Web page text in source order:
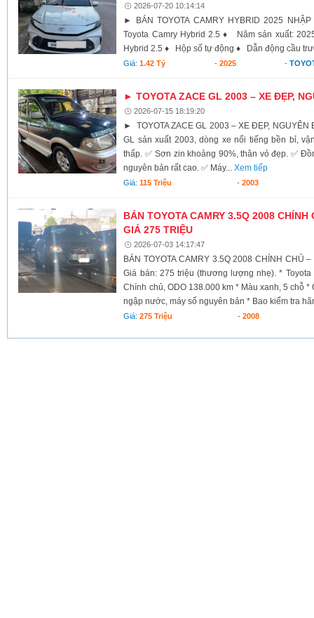
2026-07-20 10:14:14
► BÁN TOYOTA CAMRY HYBRID 2025
Toyota Camry Hybrid 2.5 ♦ Năm sản xuất:
Hybrid 2.5 ♦ Hộp số tự động ♦ Dẫn động cầu
Giá:1.42 Tỷ - 2025 -
► TOYOTA ZACE GL 2003 – XE ĐẸP,
2026-07-15 18:19:20
► TOYOTA ZACE GL 2003 – XE ĐẸP, NGUYÊN
GL sản xuất 2003, dòng xe nổi tiếng bền bỉ,
thấp. ✅ Sơn zin khoảng 90%, thân vỏ đẹp. ✅
nguyên bản rất cao. ✅ Máy...Xem tiếp
Giá:115 Triệu - 2003
BÁN TOYOTA CAMRY 3.5Q 2008
GIÁ 275 TRIỆU
2026-07-03 14:17:47
BÁN TOYOTA CAMRY 3.5Q 2008 CHÍNH CHỦ
Giá bán: 275 triệu (thương lượng nhẹ). *
Chính chủ, ODO 138.000 km * Màu xanh, 5 chỗ
ngập nước, máy số nguyên bản * Bao kiểm tra
Giá:275 Triệu - 2008